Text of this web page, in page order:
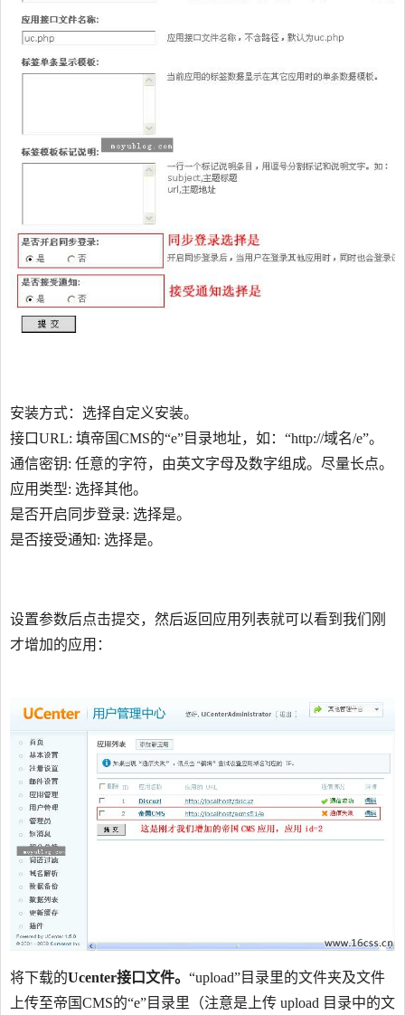
安装方式：选择自定义安装。
接口URL: 填帝国CMS的“e”目录地址，如：“http://域名/e”。
通信密钥: 任意的字符，由英文字母及数字组成。尽量长点。
应用类型: 选择其他。
是否开启同步登录: 选择是。
是否接受通知: 选择是。
设置参数后点击提交，然后返回应用列表就可以看到我们刚
才增加的应用：
将下载的Ucenter接口文件。 “upload”目录里的文件夹及文件
上传至帝国CMS的“e”目录里（注意是上传 upload 目录中的文